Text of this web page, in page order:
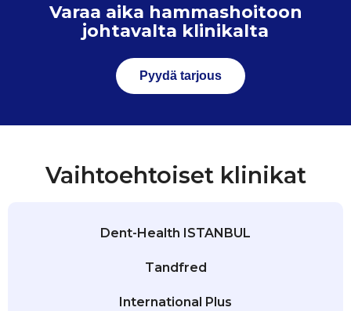
Varaa aika hammashoitoon
johtavalta klinikalta
Pyydä tarjous
Vaihtoehtoiset klinikat
Dent-Health ISTANBUL
Tandfred
International Plus